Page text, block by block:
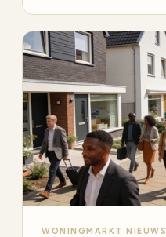
WONINGMARKT NIEUWS